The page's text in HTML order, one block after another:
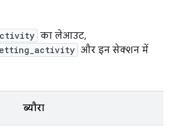
का लेआउट,
और इन सेक्शन में
ब्यौरा